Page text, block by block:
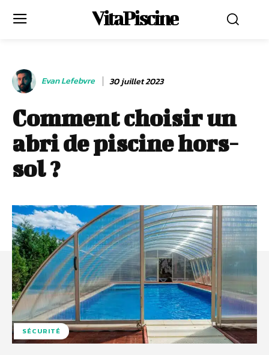
VitaPiscine
Evan Lefebvre 30 juillet 2023
Comment choisir un
abri de piscine hors-
sol ?
SÉCURITÉ